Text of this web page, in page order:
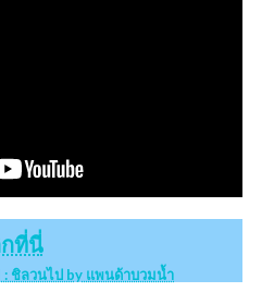
ที่นี่
: ชิลวนไป by แพนด้าบวมน้ำ